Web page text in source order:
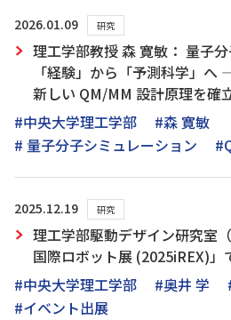
2026.01.09 研究
理工学部教授 森 寛敏： 量子
「経験」から「予測科学」へ
新しい QM/MM 設計原理を確
#中央大学理工学部
#森 寛敏
# 量子分子シミュレーション
2025.12.19 研究
理工学部駆動デザイン研究室
国際ロボット展 (2025iREX)」
#中央大学理工学部
#奥井 学
#イベント出展